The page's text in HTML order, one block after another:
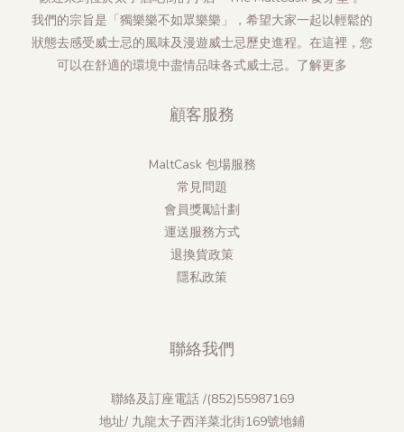
我們的宗旨是「獨樂樂不如眾樂樂」，希望大家一起以輕鬆的
狀態去感受威士忌的風味及漫遊威士忌歷史進程。在這裡，您
可以在舒適的環境中盡情品味各式威士忌。 了解更多
顧客服務
MaltCask 包場服務
常見問題
會員獎勵計劃
運送服務方式
退換貨政策
隱私政策
聯絡我們
聯絡及訂座電話 /(852)55987169
地址/ 九龍太子西洋菜北街169號地鋪